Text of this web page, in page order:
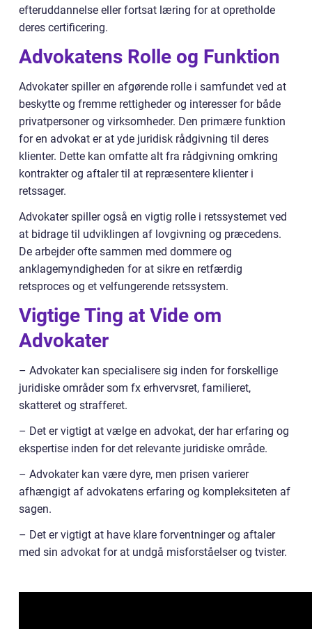
efteruddannelse eller fortsat læring for at opretholde
deres certificering.
Advokatens Rolle og Funktion
Advokater spiller en afgørende rolle i samfundet ved at
beskytte og fremme rettigheder og interesser for både
privatpersoner og virksomheder. Den primære funktion
for en advokat er at yde juridisk rådgivning til deres
klienter. Dette kan omfatte alt fra rådgivning omkring
kontrakter og aftaler til at repræsentere klienter i
retssager.
Advokater spiller også en vigtig rolle i retssystemet ved
at bidrage til udviklingen af lovgivning og præcedens.
De arbejder ofte sammen med dommere og
anklagemyndigheden for at sikre en retfærdig
retsproces og et velfungerende retssystem.
Vigtige Ting at Vide om
Advokater
– Advokater kan specialisere sig inden for forskellige
juridiske områder som fx erhvervsret, familieret,
skatteret og strafferet.
– Det er vigtigt at vælge en advokat, der har erfaring og
ekspertise inden for det relevante juridiske område.
– Advokater kan være dyre, men prisen varierer
afhængigt af advokatens erfaring og kompleksiteten af
sagen.
– Det er vigtigt at have klare forventninger og aftaler
med sin advokat for at undgå misforståelser og tvister.